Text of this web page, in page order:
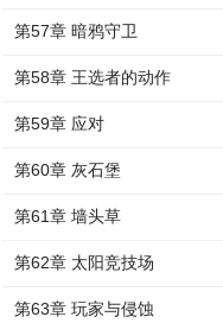
第57章 暗鸦守卫
第58章 王选者的动作
第59章 应对
第60章 灰石堡
第61章 墙头草
第62章 太阳竞技场
第63章 玩家与侵蚀